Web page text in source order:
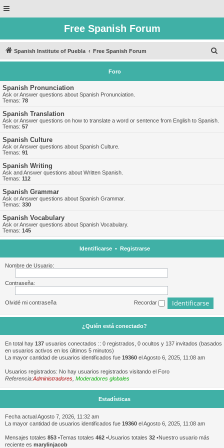
Free Spanish Forum
Spanish Institute of Puebla Free Spanish Forum
u
Foro
Spanish Pronunciation
Ask or Answer questions about Spanish Pronunciation.
Temas: 78
Spanish Translation
Ask or Answer questions on how to translate a word or sentence from English to Spanish.
Temas: 57
Spanish Culture
Ask or Answer questions about Spanish Culture.
Temas: 91
Spanish Writing
Ask and Answer questions about Written Spanish.
Temas: 112
Spanish Grammar
Ask or Answer questions about Spanish Grammar.
Temas: 330
Spanish Vocabulary
Ask or Answer questions about Spanish Vocabulary.
Temas: 145
Identificarse• Registrarse
Nombre de Usuario:
Contraseña:
Olvidé mi contraseña Recordar
¿Quién está conectado?
En total hay 137 usuarios conectados :: 0 registrados, 0 ocultos y 137 invitados (basados
en usuarios activos en los últimos 5 minutos)
La mayor cantidad de usuarios identificados fue 19360 el Agosto 6, 2025, 11:08 am
Usuarios registrados: No hay usuarios registrados visitando el Foro
Referencia:Administradores Moderadores globales
Estadísticas
Fecha actual Agosto 7, 2026, 11:32 am
La mayor cantidad de usuarios identificados fue 19360 el Agosto 6, 2025, 11:08 am
Mensajes totales 853 •Temas totales 462 •Usuarios totales 32 •Nuestro usuario más
reciente es marylinjacob